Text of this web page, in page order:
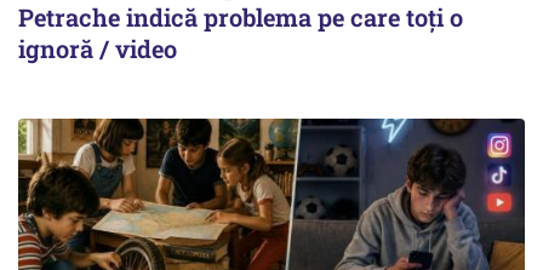
Petrache indică problema pe care toți o
ignoră / video